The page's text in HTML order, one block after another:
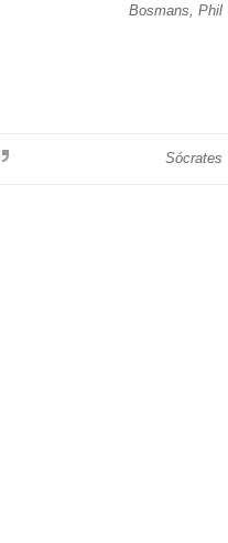
Bosmans, Phil
Sócrates